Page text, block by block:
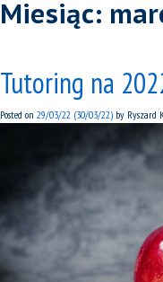
Miesiąc:
Tutoring na
Posted on 29/03/22 (30/03/22) by Ryszard